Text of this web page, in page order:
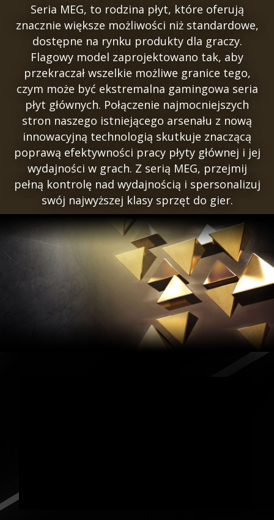
Seria MEG, to rodzina płyt, które oferują
znacznie większe możliwości niż standardowe,
dostępne na rynku produkty dla graczy.
Flagowy model zaprojektowano tak, aby
przekraczał wszelkie możliwe granice tego,
czym może być ekstremalna gamingowa seria
płyt głównych. Połączenie najmocniejszych
stron naszego istniejącego arsenału z nową
innowacyjną technologią skutkuje znaczącą
poprawą efektywności pracy płyty głównej i jej
wydajności w grach. Z serią MEG, przejmij
pełną kontrolę nad wydajnością i spersonalizuj
swój najwyższej klasy sprzęt do gier.